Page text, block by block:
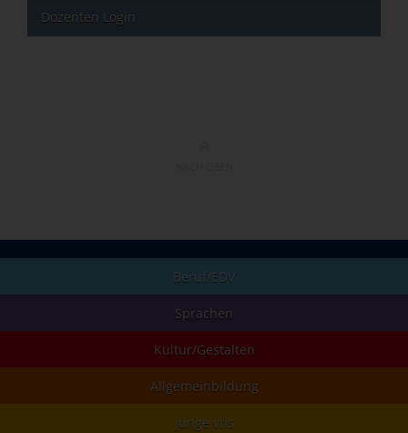
Dozenten Login
Beruf/EDV
Sprachen
Kultur/Gestalten
Allgemeinbildung
junge vhs